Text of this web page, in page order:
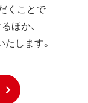
くことで
ほか、
します。